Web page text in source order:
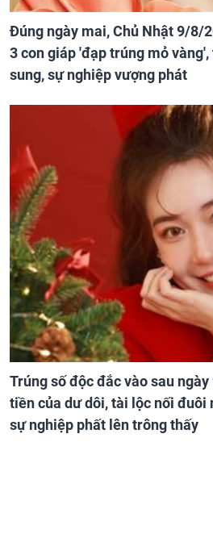
Đúng ngày mai, Chủ Nhật 9/8/
3 con giáp 'đạp trúng mỏ
sung, sự nghiệp vượng phát
Trúng số độc đắc vào sau
tiền của dư dôi, tài lộc nối đuôi
sự nghiệp phất lên trông thấy